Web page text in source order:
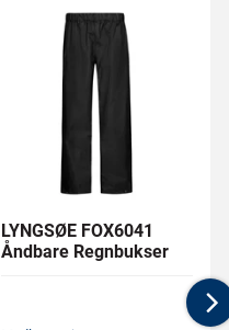
LYNGSØE FOX6041
Åndbare Regnbukser